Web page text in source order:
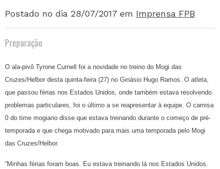
Postado no dia 28/07/2017 em Imprensa FPB
Preparação
O ala-pivô Tyrone Curnell foi a novidade no treino do Mogi das
Cruzes/Helbor desta quinta-feira (27) no Ginásio Hugo Ramos. O atleta,
que passou férias nos Estados Unidos, onde também estava resolvendo
problemas particulares, foi o último a se reapresentar à equipe. O camisa
0 do time mogiano disse que estava treinando durante o começo de pré-
temporada e que chega motivado para mais uma temporada pelo Mogi
das Cruzes/Helbor.
“Minhas férias foram boas. Eu estava treinando lá nos Estados Unidos.